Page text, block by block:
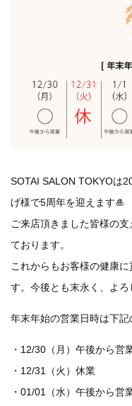
SOTAI SALON TOKYOは
げ様で5周年を迎えます🎍
ご来店頂きました皆様の
ております。
これからもお客様の健康
す。今後とも末永く、よろ
年末年始の営業日時は下記
・12/30（月）午後から営
・12/31（火）休業
・01/01（水）午後から営